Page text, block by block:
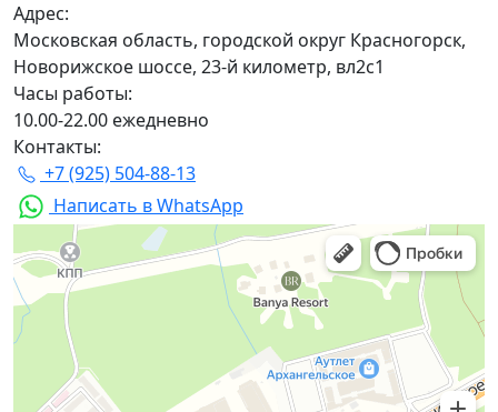
Адрес:
Московская область, городской округ Красногорск,
Новорижское шоссе, 23-й километр, вл2с1
Часы работы:
10.00-22.00 ежедневно
Контакты:
+7 (925) 504-88-13
Написать в WhatsApp